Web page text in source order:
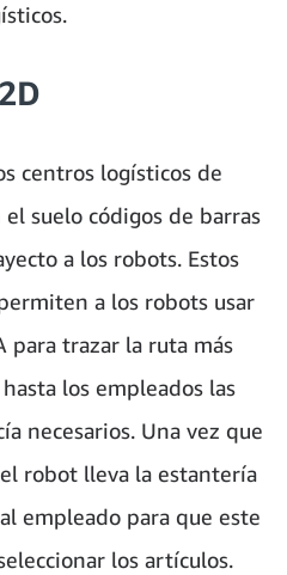
2D
centros logísticos de
suelo códigos de barras
a los robots. Estos
a los robots usar
para trazar la ruta más
los empleados las
necesarios. Una vez que
robot lleva la estantería
empleado para que este
los artículos.